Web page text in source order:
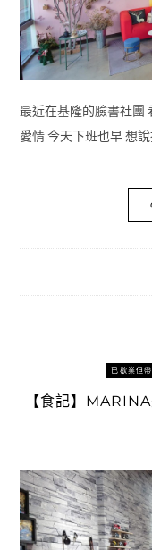
最近在基隆的臉書社團
愛情 今天下班也早 想
已歇業但
【食記】